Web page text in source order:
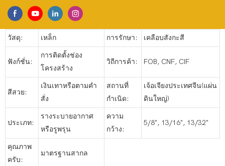
วัสดุ: เหล็ก การรักษา: เคลือบสังกะสี
ฟังก์ชั่น:
การติดตั้งช่อง
โครงสร้าง
วิถีการค้า: FOB, CNF, CIF
สีสวย:
เงินเทาหรือตามคำ
สั่ง
สถานที่
กำเนิด:
เจ้อเจียงประเทศจีน(แผ่น
ดินใหญ่)
ประเภท:
รางระบายอากาศ
หรือรูพรุน
ความ
กว้าง:
5/8", 13/16", 13/32"
คุณภาพ
ครับ:
มาตรฐานสากล